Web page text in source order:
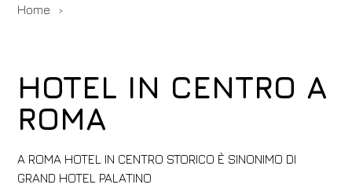
Home
HOTEL IN CENTRO A
ROMA
A ROMA HOTEL IN CENTRO STORICO È SINONIMO DI
GRAND HOTEL PALATINO